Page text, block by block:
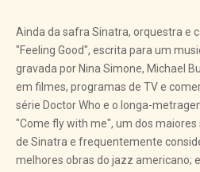
Ainda da safra Sinatra, orquestra e
"Feeling Good", escrita para um
gravada por Nina Simone, Michael
em filmes, programas de TV e
série Doctor Who e o longa-
"Come fly with me", um dos maiores
de Sinatra e frequentemente
melhores obras do jazz americano;